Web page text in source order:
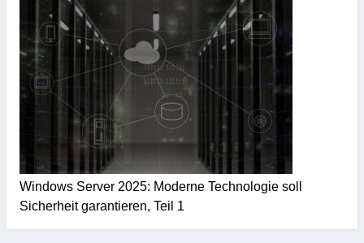
Windows Server 2025: Moderne Technologie soll
Sicherheit garantieren, Teil 1